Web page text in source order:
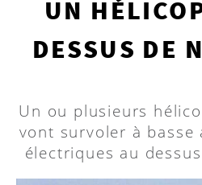
UN
DESSUS DE
Un ou plusieurs
vont survoler à basse
électriques au